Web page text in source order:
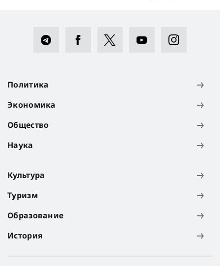
Политика
Экономика
Общество
Наука
Культура
Туризм
Образование
История